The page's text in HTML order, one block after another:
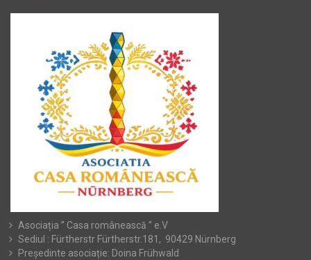
Asociația ” Casa românească ” e.V
Sediul : Fürtherstr Fürtherstr.181, 90429 Nürnberg
Președinte asociație: Doina Frühwald